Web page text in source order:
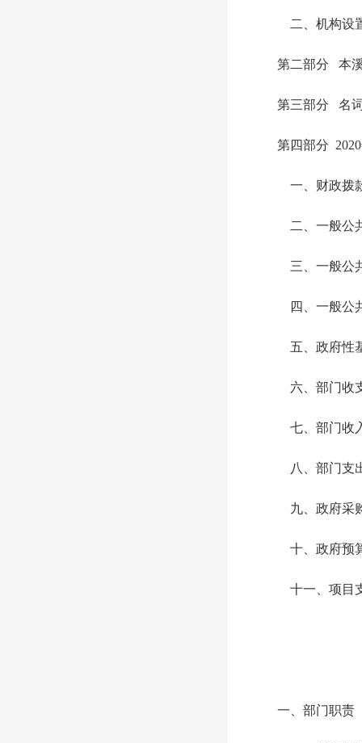
二、机构设
第二部分 本
第三部分 名
第四部分
一、财政拨
二、一般公
三、一般公
四、一般公
五、政府性
六、部门收
七、部门收
八、部门支
九、政府采
十、政府预
十一、项目
一、部门职责